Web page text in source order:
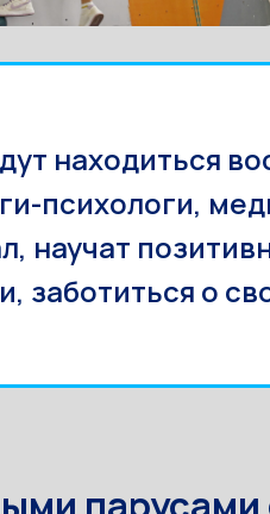
находиться
психологи,
заботиться о